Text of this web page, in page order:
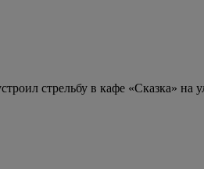
стрельбу в кафе «Сказка» на